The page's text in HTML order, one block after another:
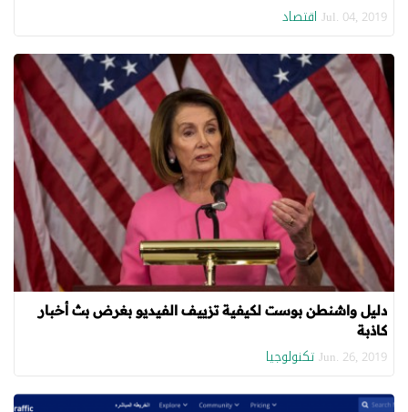
Jul. 04, 2019 اقتصاد
دليل واشنطن بوست لكيفية تزييف الفيديو بغرض بث أخبار
كاذبة
Jun. 26, 2019 تكنولوجيا